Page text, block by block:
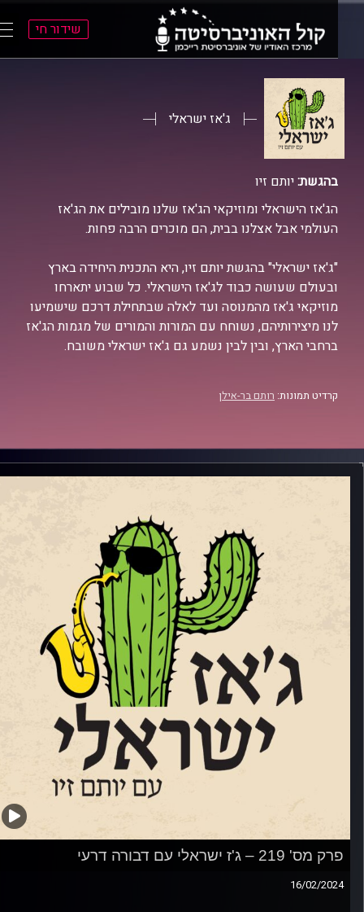
שידור חי
ג'אז ישראלי
בהגשת:יותם זיו
הג'אז הישראלי ומוזיקאי הג'אז שלנו מובילים את הג'אז
העולמי אבל אצלנו בבית, הם מוכרים הרבה פחות.
"ג'אז ישראלי" בהגשת יותם זיו, היא התכנית היחידה בארץ
ובעולם שעושה כבוד לג'אז הישראלי. כל שבוע יתארחו
מוזיקאי ג'אז מהמנוסה ועד לאלה שבתחילת דרכם שישמיעו
לנו מיצירותיהם, נשוחח עם המורות והמורים של מגמות הג'אז
ברחבי הארץ, ובין לבין נשמע גם ג'אז ישראלי משובח.
קרדיט תמונות:רותם בר-אילן
219 – ג'ז ישראלי עם דבורה דרעי
16/02/